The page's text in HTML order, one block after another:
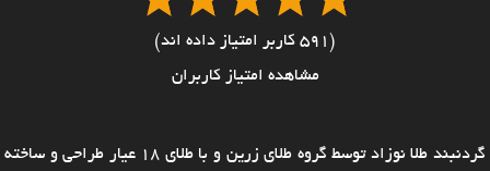
(591 کاربر امتیاز داده اند)
مشاهده امتیاز کاربران
گردنبند طلا نوزاد توسط گروه طلای زرین و با طلای 18 عیار طراحی و ساخته